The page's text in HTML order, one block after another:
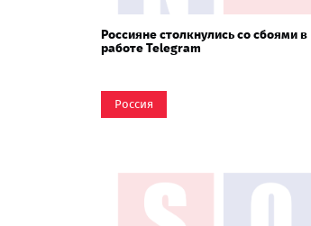
Россияне столкнулись со сбоями в
работе Telegram
Россия